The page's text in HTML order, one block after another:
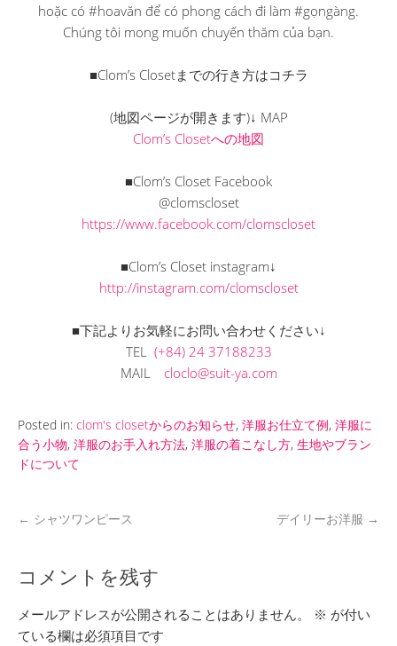
hoặc có #hoavăn để có phong cách đi làm #gọngàng.
Chúng tôi mong muốn chuyến thăm của bạn.
■Clom’s Closetまでの行き方はコチラ
(地図ページが開きます)↓ MAP
Clom’s Closetへの地図
■Clom’s Closet Facebook
@clomscloset
https://www.facebook.com/clomscloset
■Clom’s Closet instagram↓
http://instagram.com/clomscloset
■下記よりお気軽にお問い合わせください↓
TEL (+84) 24 37188233
MAIL cloclo@suit-ya.com
Posted in: clom's closetからのお知らせ, 洋服お仕立て例, 洋服に
合う小物, 洋服のお手入れ方法, 洋服の着こなし方, 生地やブラン
ドについて
← シャツワンピース デイリーお洋服 →
コメントを残す
メールアドレスが公開されることはありません。 ※ が付い
ている欄は必須項目です